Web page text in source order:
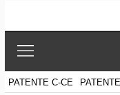
PATENTE C-CE